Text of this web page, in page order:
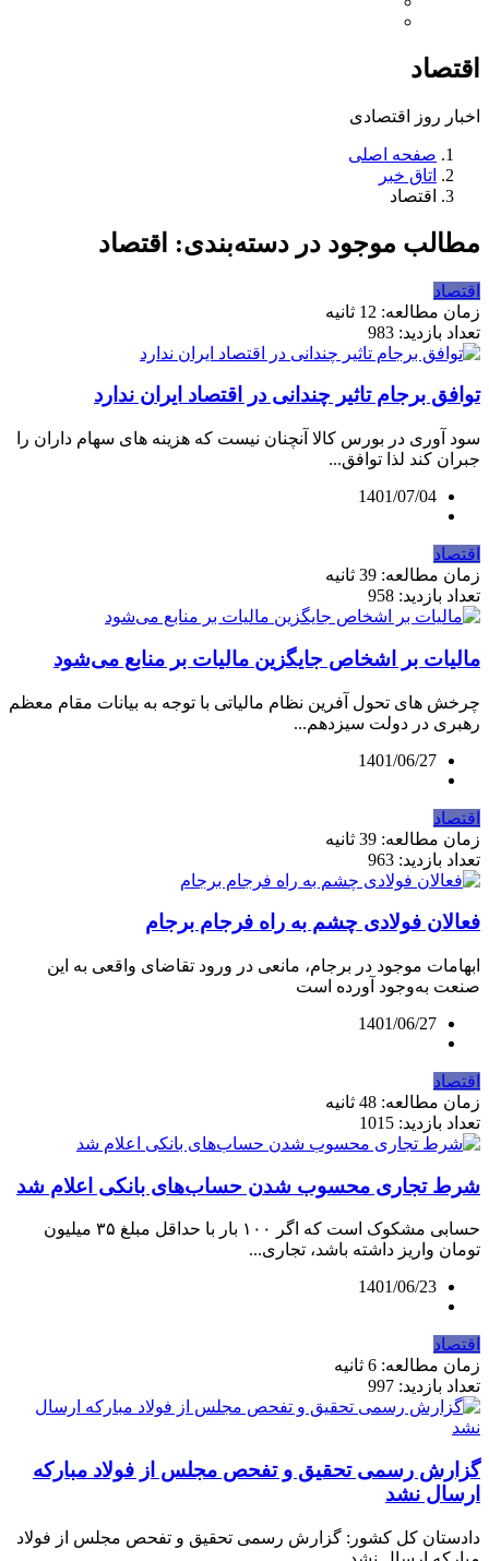
اقتصاد
اخبار روز اقتصادی
صفحه اصلی
اتاق خبر
اقتصاد
مطالب موجود در دسته‌بندی: اقتصاد
اقتصاد
زمان مطالعه: 12 ثانیه
تعداد بازدید: 983
توافق برجام تاثیر چندانی در اقتصاد ایران ندارد
سود آوری در بورس کالا آنچنان نیست که هزینه های سهام داران را
جبران کند لذا توافق...
1401/07/04
اقتصاد
زمان مطالعه: 39 ثانیه
تعداد بازدید: 958
مالیات بر اشخاص جایگزین مالیات بر منابع ‌می‌شود
چرخش های تحول آفرین نظام مالیاتی با توجه به بیانات مقام معظم
رهبری در دولت سیزدهم...
1401/06/27
اقتصاد
زمان مطالعه: 39 ثانیه
تعداد بازدید: 963
فعالان فولادی چشم به راه فرجام برجام
ابهامات موجود در برجام، مانعی در ورود تقاضای واقعی به این
صنعت به‌وجود آورده است
1401/06/27
اقتصاد
زمان مطالعه: 48 ثانیه
تعداد بازدید: 1015
شرط تجاری محسوب شدن حساب‌های بانکی اعلام شد
حسابی مشکوک است که اگر ۱۰۰ بار با حداقل مبلغ ۳۵ میلیون
تومان واریز داشته باشد، تجاری...
1401/06/23
اقتصاد
زمان مطالعه: 6 ثانیه
تعداد بازدید: 997
گزارش رسمی تحقیق و تفحص مجلس از فولاد مبارکه
ارسال نشد
دادستان کل کشور: گزارش رسمی تحقیق و تفحص مجلس از فولاد